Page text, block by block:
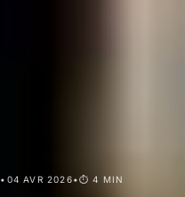
• 04 AVR 2026•⏱ 4 MIN